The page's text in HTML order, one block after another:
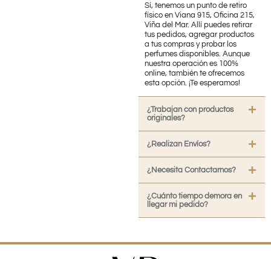
Sí, tenemos un punto de retiro
físico en Viana 915, Oficina 215,
Viña del Mar. Allí puedes retirar
tus pedidos, agregar productos
a tus compras y probar los
perfumes disponibles. Aunque
nuestra operación es 100%
online, también te ofrecemos
esta opción. ¡Te esperamos!
¿Trabajan con productos
originales?
¿Realizan Envíos?
¿Necesita Contactarnos?
¿Cuánto tiempo demora en
llegar mi pedido?